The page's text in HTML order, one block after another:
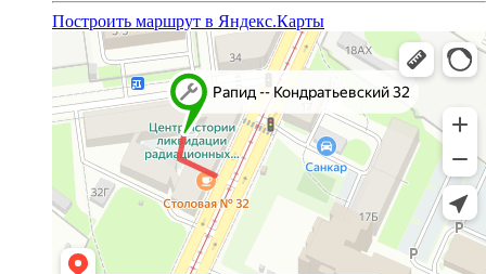
Построить маршрут в Яндекс.Карты